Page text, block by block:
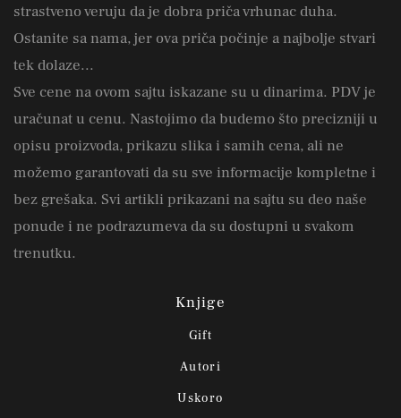
strastveno veruju da je dobra priča vrhunac duha.
Ostanite sa nama, jer ova priča počinje a najbolje stvari
tek dolaze...
Sve cene na ovom sajtu iskazane su u dinarima. PDV je
uračunat u cenu. Nastojimo da budemo što precizniji u
opisu proizvoda, prikazu slika i samih cena, ali ne
možemo garantovati da su sve informacije kompletne i
bez grešaka. Svi artikli prikazani na sajtu su deo naše
ponude i ne podrazumeva da su dostupni u svakom
trenutku.
Knjige
Gift
Autori
Uskoro